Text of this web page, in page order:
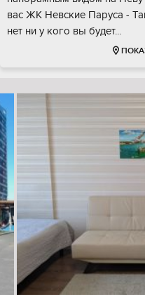
вас ЖК Невские Паруса -
нет ни у кого вы будет...